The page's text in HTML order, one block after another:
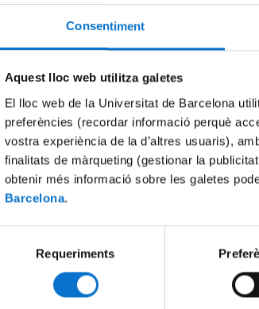
Consentiment
Aquest lloc web utilitza galetes
El lloc web de la Universitat de Barcelona
preferències (recordar informació perquè
vostra experiència de la d’altres usuaris),
finalitats de màrqueting (gestionar la
obtenir més informació sobre les galetes
Barcelona.
Requeriments
23 Octubre, 2015
Sourcing of north